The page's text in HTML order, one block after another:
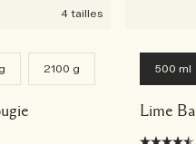
4 tailles
2100 g 500 ml
Lime